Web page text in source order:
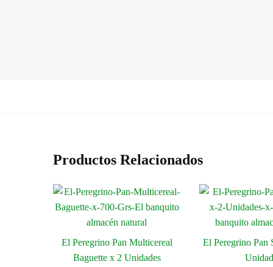
Productos Relacionados
El Peregrino Pan Multicereal
Baguette x 2 Unidades
El Peregrino Pan